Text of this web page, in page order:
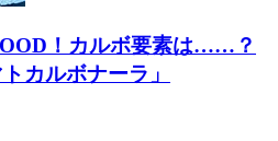
！カルボ要素は……？
カルボナーラ」